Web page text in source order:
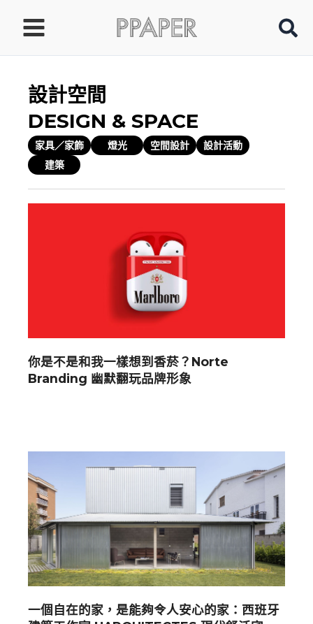
要
設計空間
DESIGN & SPACE
家具／家飾 燈光 空間設計
設計活動
建築
你是不是和我一樣想到香菸？Norte
Branding 幽默翻玩品牌形象
一個自在的家，是能夠令人安心的家：西班牙